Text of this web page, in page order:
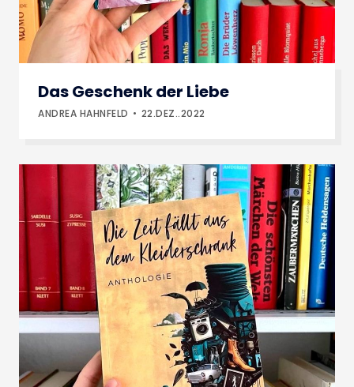
Das Geschenk der Liebe
ANDREA HAHNFELD 22.DEZ..2022